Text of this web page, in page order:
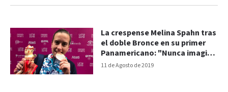
11 de Agosto de 2019
La crespense Melina Spahn tras
el doble Bronce en su primer
Panamericano: "Nunca imagine
llegar a esto"